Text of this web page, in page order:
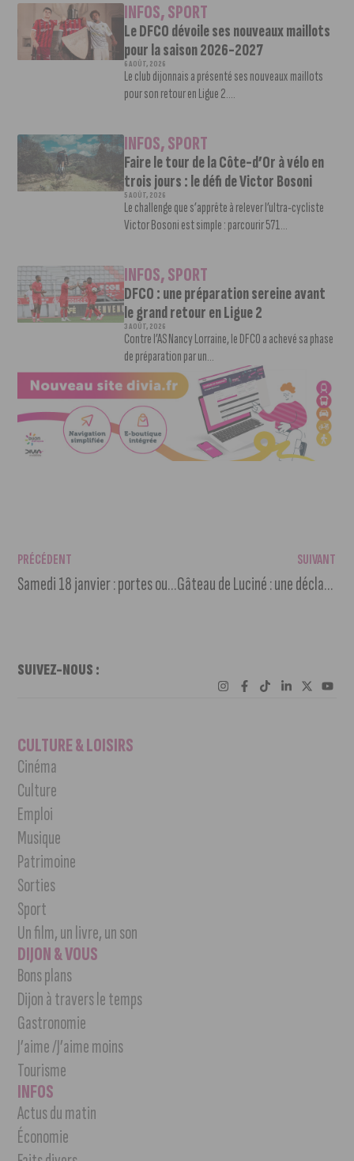
INFOS,SPORT
Le DFCO dévoile ses nouveaux maillots
pour la saison 2026-2027
6 AOÛT, 2026
Le club dijonnais a présenté ses nouveaux maillots
pour son retour en Ligue 2....
INFOS,SPORT
Faire le tour de la Côte-d’Or à vélo en
trois jours : le défi de Victor Bosoni
5 AOÛT, 2026
Le challenge que s’apprête à relever l’ultra-cycliste
Victor Bosoni est simple : parcourir 571...
INFOS,SPORT
DFCO : une préparation sereine avant
le grand retour en Ligue 2
3 AOÛT, 2026
Contre l’AS Nancy Lorraine, le DFCO a achevé sa phase
de préparation par un...
PRÉCÉDENT
Samedi 18 janvier : portes ouvertes du Campus Paramédical CHU Dijon
SUIVANT
Gâteau de Luciné : une déclaration gourmande pour la Saint Valentin !
SUIVEZ-NOUS :
CULTURE & LOISIRS
Cinéma
Culture
Emploi
Musique
Patrimoine
Sorties
Sport
Un film, un livre, un son
DIJON & VOUS
Bons plans
Dijon à travers le temps
Gastronomie
J’aime /J’aime moins
Tourisme
INFOS
Actus du matin
Économie